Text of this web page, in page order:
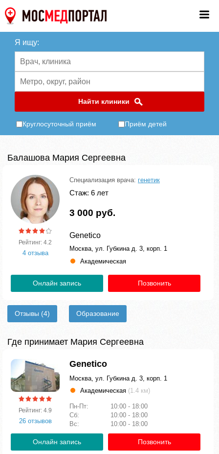
Я ищу:
Найти клиники
Круглосуточный приём Приём детей
Балашова Мария Сергеевна
Рейтинг: 4.2
4 отзыва
Специализация врача: генетик
Стаж: 6 лет
3 000 руб.
Genetico
Москва, ул. Губкина д. 3, корп. 1
Академическая
Онлайн запись Позвонить
Отзывы (4) Образование
Где принимает Мария Сергеевна
Рейтинг: 4.9
26 отзывов
Genetico
Москва, ул. Губкина д. 3, корп. 1
Академическая (1.4 км)
Пн-Пт:
10:00 - 18:00
Сб:
10:00 - 18:00
Вс:
10:00 - 18:00
Онлайн запись Позвонить